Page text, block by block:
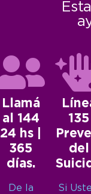
Llamá
al 144
24 hs |
365
días.
De la
135
del
Si